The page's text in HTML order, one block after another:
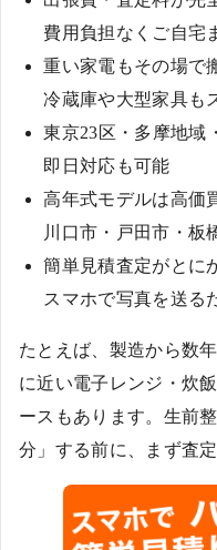
費用負担なくご自宅
重い家電もその場で
冷蔵庫や大型家具も
東京23区・多摩地域
即日対応も可能
高年式モデルは高価
川口市・戸田市・板
簡単見積査定がとに
スマホで写真を送る
たとえば、製造から数
に近い電子レンジ・炊
ースもあります。生前
分」する前に、まず査